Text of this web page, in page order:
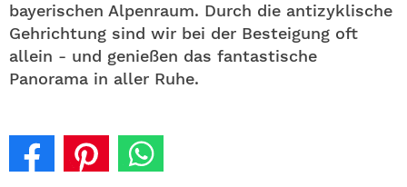
bayerischen Alpenraum. Durch die antizyklische
Gehrichtung sind wir bei der Besteigung oft
allein - und genießen das fantastische
Panorama in aller Ruhe.